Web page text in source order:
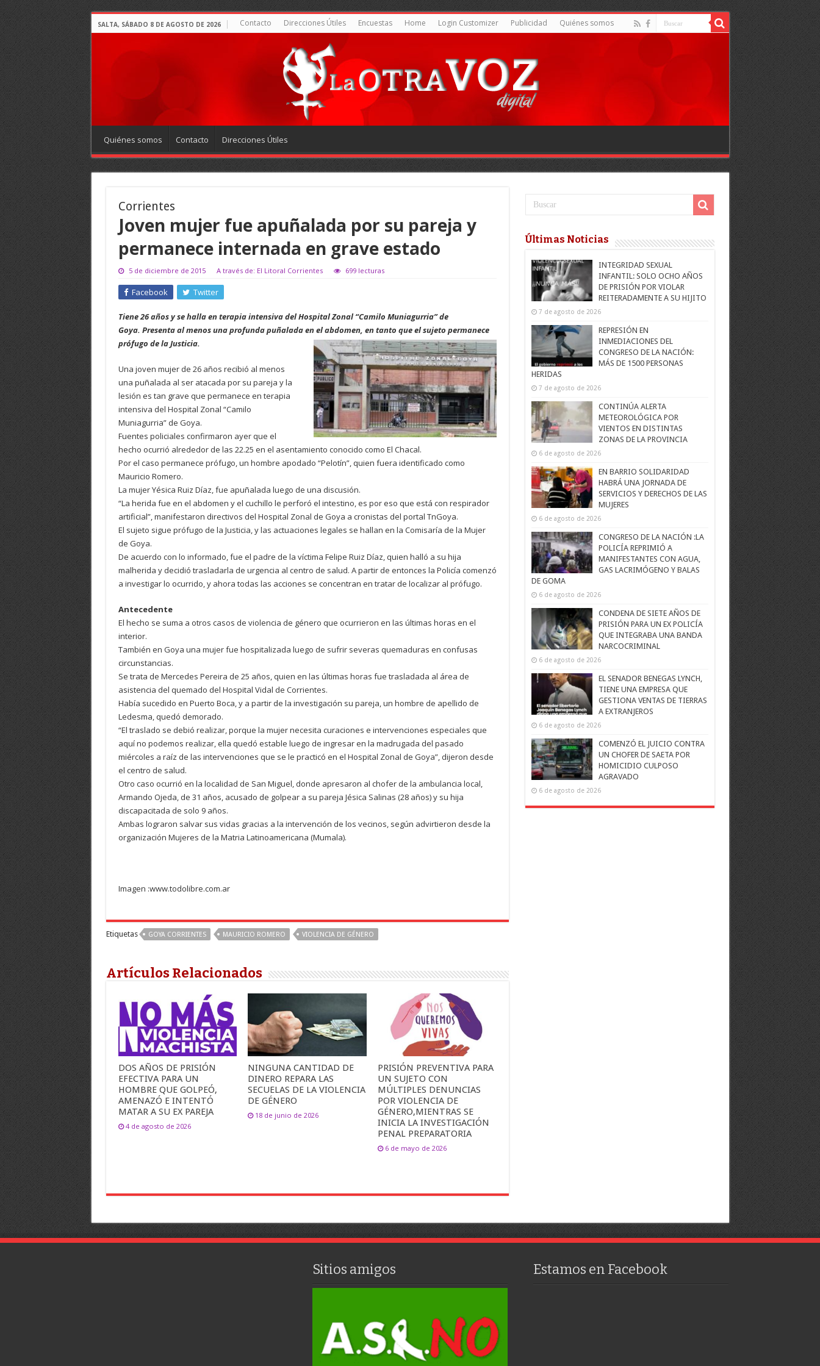
SALTA, SÁBADO 8 DE AGOSTO DE 2026 Contacto Direcciones Útiles Encuestas Home Login Customizer Publicidad Quiénes somos
Quiénes somos Contacto Direcciones Útiles
Corrientes
Joven mujer fue apuñalada por su pareja y
permanece internada en grave estado
5 de diciembre de 2015 A través de: El Litoral Corrientes 699 lecturas
Facebook Twitter
Tiene 26 años y se halla en terapia intensiva del Hospital Zonal “Camilo Muniagurria” de
Goya. Presenta al menos una profunda puñalada en el abdomen, en tanto que el sujeto permanece
prófugo de la Justicia.
Una joven mujer de 26 años recibió al menos
una puñalada al ser atacada por su pareja y la
lesión es tan grave que permanece en terapia
intensiva del Hospital Zonal “Camilo
Muniagurria” de Goya.
Fuentes policiales confirmaron ayer que el
hecho ocurrió alrededor de las 22.25 en el asentamiento conocido como El Chacal.
Por el caso permanece prófugo, un hombre apodado “Pelotín”, quien fuera identificado como
Mauricio Romero.
La mujer Yésica Ruiz Díaz, fue apuñalada luego de una discusión.
“La herida fue en el abdomen y el cuchillo le perforó el intestino, es por eso que está con respirador
artificial”, manifestaron directivos del Hospital Zonal de Goya a cronistas del portal TnGoya.
El sujeto sigue prófugo de la Justicia, y las actuaciones legales se hallan en la Comisaría de la Mujer
de Goya.
De acuerdo con lo informado, fue el padre de la víctima Felipe Ruiz Díaz, quien halló a su hija
malherida y decidió trasladarla de urgencia al centro de salud. A partir de entonces la Policía comenzó
a investigar lo ocurrido, y ahora todas las acciones se concentran en tratar de localizar al prófugo.
Antecedente
El hecho se suma a otros casos de violencia de género que ocurrieron en las últimas horas en el
interior.
También en Goya una mujer fue hospitalizada luego de sufrir severas quemaduras en confusas
circunstancias.
Se trata de Mercedes Pereira de 25 años, quien en las últimas horas fue trasladada al área de
asistencia del quemado del Hospital Vidal de Corrientes.
Había sucedido en Puerto Boca, y a partir de la investigación su pareja, un hombre de apellido de
Ledesma, quedó demorado.
“El traslado se debió realizar, porque la mujer necesita curaciones e intervenciones especiales que
aquí no podemos realizar, ella quedó estable luego de ingresar en la madrugada del pasado
miércoles a raíz de las intervenciones que se le practicó en el Hospital Zonal de Goya”, dijeron desde
el centro de salud.
Otro caso ocurrió en la localidad de San Miguel, donde apresaron al chofer de la ambulancia local,
Armando Ojeda, de 31 años, acusado de golpear a su pareja Jésica Salinas (28 años) y su hija
discapacitada de solo 9 años.
Ambas lograron salvar sus vidas gracias a la intervención de los vecinos, según advirtieron desde la
organización Mujeres de la Matria Latinoamericana (Mumala).
Imagen :www.todolibre.com.ar
Etiquetas GOYA CORRIENTES MAURICIO ROMERO VIOLENCIA DE GÉNERO
Artículos Relacionados
DOS AÑOS DE PRISIÓN
EFECTIVA PARA UN
HOMBRE QUE GOLPEÓ,
AMENAZÓ E INTENTÓ
MATAR A SU EX PAREJA
4 de agosto de 2026
NINGUNA CANTIDAD DE
DINERO REPARA LAS
SECUELAS DE LA VIOLENCIA
DE GÉNERO
18 de junio de 2026
PRISIÓN PREVENTIVA PARA
UN SUJETO CON
MÚLTIPLES DENUNCIAS
POR VIOLENCIA DE
GÉNERO,MIENTRAS SE
INICIA LA INVESTIGACIÓN
PENAL PREPARATORIA
6 de mayo de 2026
Últimas Noticias
INTEGRIDAD SEXUAL
INFANTIL: SOLO OCHO AÑOS
DE PRISIÓN POR VIOLAR
REITERADAMENTE A SU HIJITO
7 de agosto de 2026
REPRESIÓN EN
INMEDIACIONES DEL
CONGRESO DE LA NACIÓN:
MÁS DE 1500 PERSONAS
HERIDAS
7 de agosto de 2026
CONTINÚA ALERTA
METEOROLÓGICA POR
VIENTOS EN DISTINTAS
ZONAS DE LA PROVINCIA
6 de agosto de 2026
EN BARRIO SOLIDARIDAD
HABRÁ UNA JORNADA DE
SERVICIOS Y DERECHOS DE LAS
MUJERES
6 de agosto de 2026
CONGRESO DE LA NACIÓN :LA
POLICÍA REPRIMIÓ A
MANIFESTANTES CON AGUA,
GAS LACRIMÓGENO Y BALAS
DE GOMA
6 de agosto de 2026
CONDENA DE SIETE AÑOS DE
PRISIÓN PARA UN EX POLICÍA
QUE INTEGRABA UNA BANDA
NARCOCRIMINAL
6 de agosto de 2026
EL SENADOR BENEGAS LYNCH,
TIENE UNA EMPRESA QUE
GESTIONA VENTAS DE TIERRAS
A EXTRANJEROS
6 de agosto de 2026
COMENZÓ EL JUICIO CONTRA
UN CHOFER DE SAETA POR
HOMICIDIO CULPOSO
AGRAVADO
6 de agosto de 2026
Sitios amigos Estamos en Facebook